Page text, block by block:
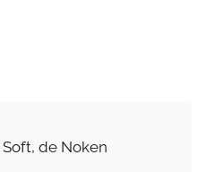
de Noken